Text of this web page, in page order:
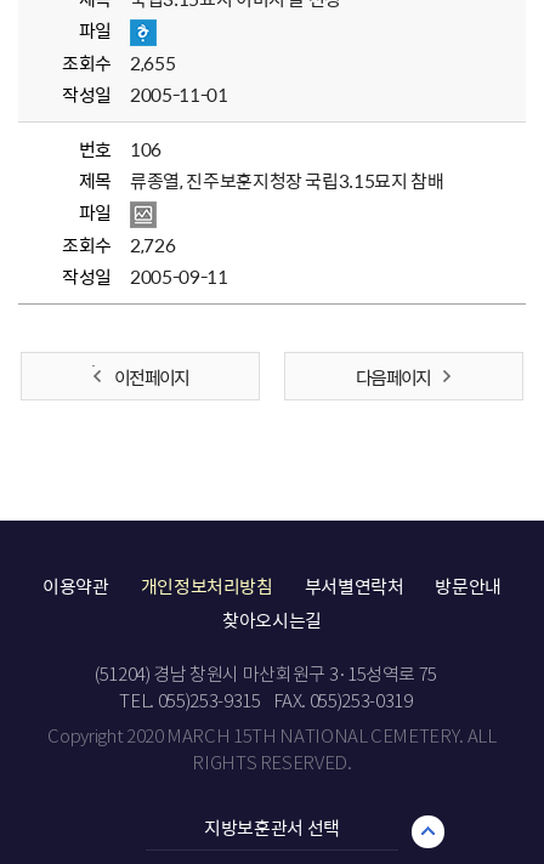
파일
조회수
2,655
작성일
2005-11-01
번호
106
제목
류종열, 진주보훈지청장 국립3.15묘지 참배
파일
조회수
2,726
작성일
2005-09-11
이전 페이지 다음 페이지
이용약관 개인정보처리방침 부서별연락처
방문안내
찾아오시는길
(51204) 경남 창원시 마산회원구 3·15성역로 75
TEL. 055)253-9315
FAX. 055)253-0319
Copyright 2020 MARCH 15TH NATIONAL CEMETERY. ALL
RIGHTS RESERVED.
지방보훈관서 선택